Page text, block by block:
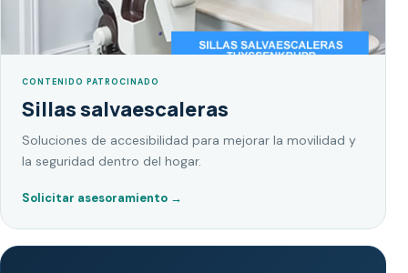
CONTENIDO PATROCINADO
Sillas salvaescaleras
Soluciones de accesibilidad para mejorar la movilidad y
la seguridad dentro del hogar.
Solicitar asesoramiento →